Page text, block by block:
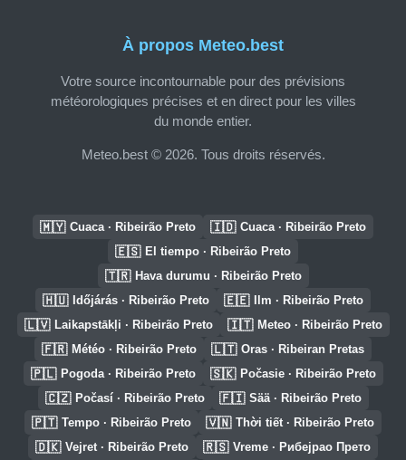
À propos Meteo.best
Votre source incontournable pour des prévisions
météorologiques précises et en direct pour les villes
du monde entier.
Meteo.best © 2026. Tous droits réservés.
🇲🇾 Cuaca · Ribeirão Preto 🇮🇩 Cuaca · Ribeirão Preto
🇪🇸 El tiempo · Ribeirão Preto
🇹🇷 Hava durumu · Ribeirão Preto
🇭🇺 Időjárás · Ribeirão Preto 🇪🇪 Ilm · Ribeirão Preto
🇱🇻 Laikapstākļi · Ribeirão Preto 🇮🇹 Meteo · Ribeirão Preto
🇫🇷 Météo · Ribeirão Preto 🇱🇹 Oras · Ribeiran Pretas
🇵🇱 Pogoda · Ribeirão Preto 🇸🇰 Počasie · Ribeirão Preto
🇨🇿 Počasí · Ribeirão Preto 🇫🇮 Sää · Ribeirão Preto
🇵🇹 Tempo · Ribeirão Preto 🇻🇳 Thời tiết · Ribeirão Preto
🇩🇰 Vejret · Ribeirão Preto 🇷🇸 Vreme · Рибејрао Прето